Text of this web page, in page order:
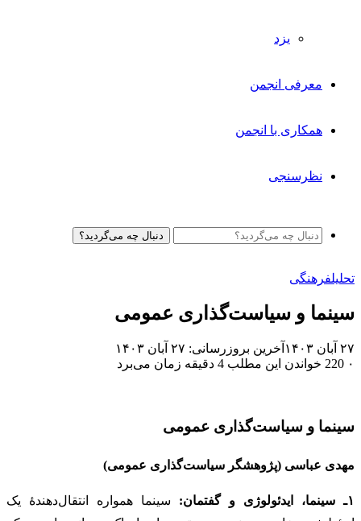
یزد
معرفی انجمن
همکاری با انجمن
نظرسنجی
دنبال چه می‌گردید؟
تحلیلفرهنگی
سینما و سیاست‌گذاری عمومی
۲۷ آبان ۱۴۰۳
آخرین بروزرسانی: ۲۷ آبان ۱۴۰۳
۰
خواندن این مطلب 4 دقیقه زمان می‌برد
سینما و سیاست‌گذاری عمومی
مهدی عباسی (پژوهشگر سیاست‌گذاری عمومی)
۱ـ سینما، ایدئولوژی و گفتمان:
سینما همواره انتقال‌دهندۀ یک